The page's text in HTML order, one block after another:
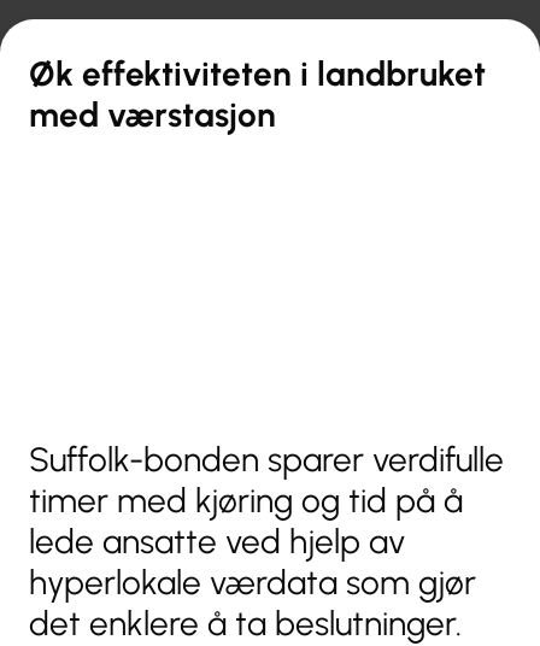
Øk effektiviteten i landbruket
med værstasjon
Suffolk-bonden sparer verdifulle
timer med kjøring og tid på å
lede ansatte ved hjelp av
hyperlokale værdata som gjør
det enklere å ta beslutninger.